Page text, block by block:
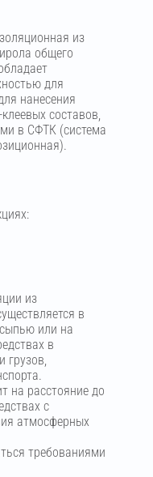
из
общего
для
нанесения
составов,
в СФТК (система
из
в
или на
в
грузов,
на расстояние до
с
атмосферных
требованиями